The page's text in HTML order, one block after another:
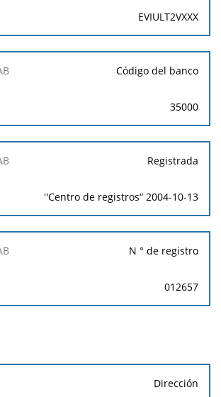
EVIULT2VXXX
Código del banco
35000
Registrada
''Centro de registros“ 2004-10-13
N ° de registro
012657
Dirección